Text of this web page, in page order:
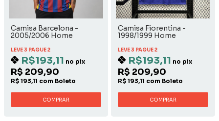
Camisa Barcelona -
2005/2006 Home
LEVE 3 PAGUE 2
R$193,11 no pix
R$ 209,90
R$ 193,11 com Boleto
COMPRAR
Camisa Fiorentina -
1998/1999 Home
LEVE 3 PAGUE 2
R$193,11 no pix
R$ 209,90
R$ 193,11 com Boleto
COMPRAR